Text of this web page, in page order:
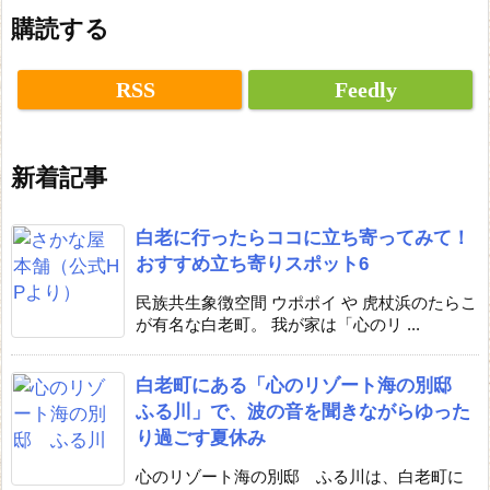
購読する
RSS Feedly
新着記事
白老に行ったらココに立ち寄ってみて！
おすすめ立ち寄りスポット6
民族共生象徴空間 ウポポイ や 虎杖浜のたらこ
が有名な白老町。 我が家は「心のリ ...
白老町にある「心のリゾート海の別邸
ふる川」で、波の音を聞きながらゆった
り過ごす夏休み
心のリゾート海の別邸 ふる川は、白老町に